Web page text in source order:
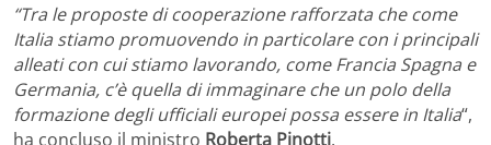
“Tra le proposte di cooperazione rafforzata che come
Italia stiamo promuovendo in particolare con i principali
alleati con cui stiamo lavorando, come Francia Spagna e
Germania, c’è quella di immaginare che un polo della
formazione degli ufficiali europei possa essere in Italia“,
ha concluso il ministro Roberta Pinotti.